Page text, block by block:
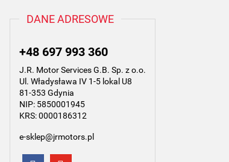
DANE ADRESOWE
+48 697 993 360
J.R. Motor Services G.B. Sp. z o.o.
Ul. Władysława IV 1-5 lokal U8
81-353 Gdynia
NIP: 5850001945
KRS: 0000186312
e-sklep@jrmotors.pl